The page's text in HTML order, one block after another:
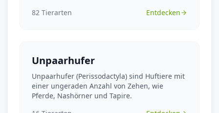
82 Tierarten Entdecken
Unpaarhufer
Unpaarhufer (Perissodactyla) sind Huftiere mit
einer ungeraden Anzahl von Zehen, wie
Pferde, Nashörner und Tapire.